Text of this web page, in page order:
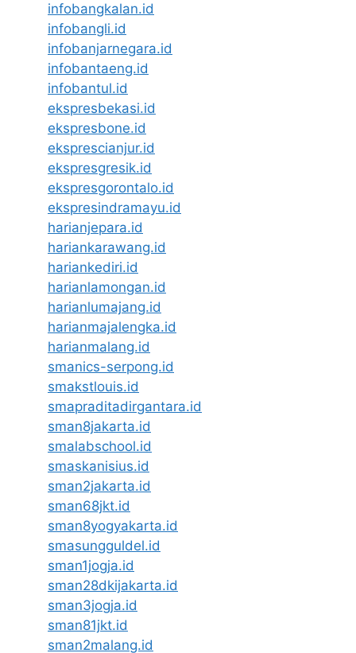
infobangkalan.id
infobangli.id
infobanjarnegara.id
infobantaeng.id
infobantul.id
ekspresbekasi.id
ekspresbone.id
eksprescianjur.id
ekspresgresik.id
ekspresgorontalo.id
ekspresindramayu.id
harianjepara.id
hariankarawang.id
hariankediri.id
harianlamongan.id
harianlumajang.id
harianmajalengka.id
harianmalang.id
smanics-serpong.id
smakstlouis.id
smapraditadirgantara.id
sman8jakarta.id
smalabschool.id
smaskanisius.id
sman2jakarta.id
sman68jkt.id
sman8yogyakarta.id
smasungguldel.id
sman1jogja.id
sman28dkijakarta.id
sman3jogja.id
sman81jkt.id
sman2malang.id